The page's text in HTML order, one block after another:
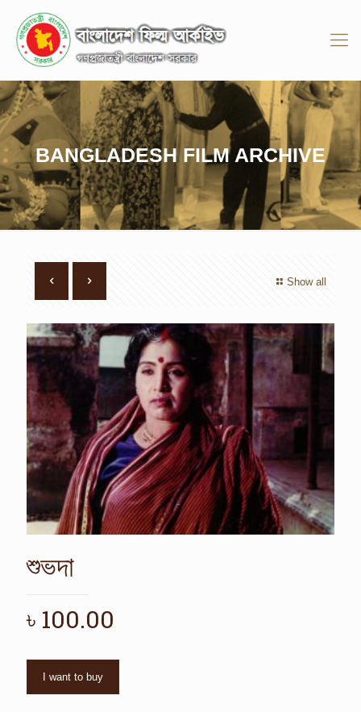
BANGLADESH FILM ARCHIVE
Show all
শুভদা
৳ 100.00
I want to buy